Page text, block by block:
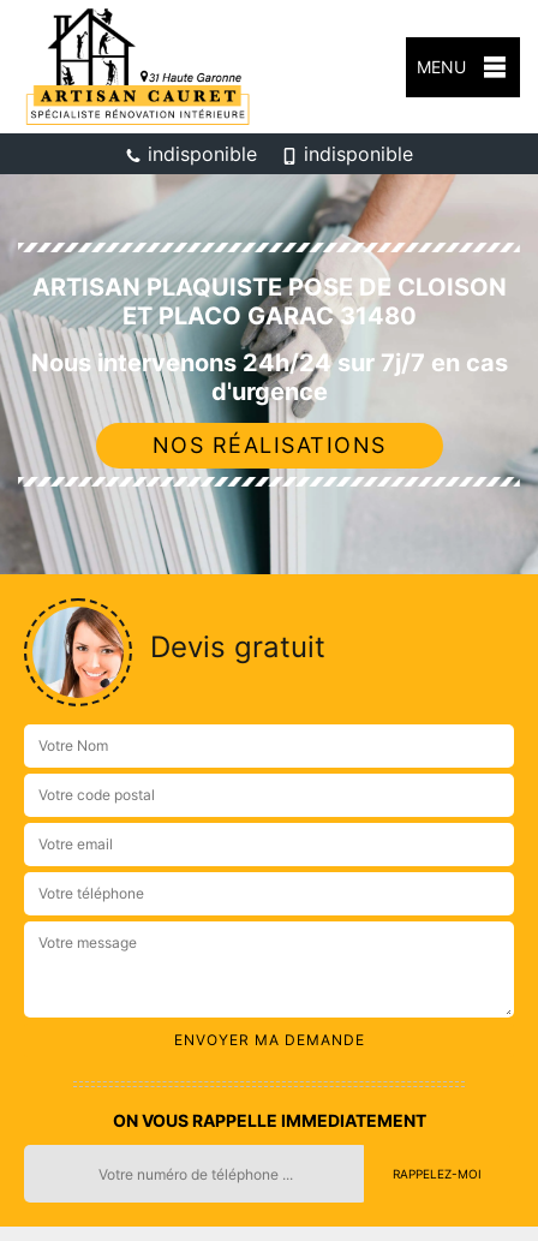
MENU
indisponible indisponible
ARTISAN PLAQUISTE POSE DE CLOISON
ET PLACO GARAC 31480
Nous intervenons 24h/24 sur 7j/7 en cas
d'urgence
NOS RÉALISATIONS
Devis gratuit
ON VOUS RAPPELLE IMMEDIATEMENT